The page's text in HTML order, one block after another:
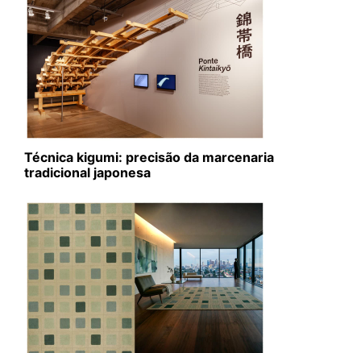
Técnica kigumi: precisão da marcenaria
tradicional japonesa